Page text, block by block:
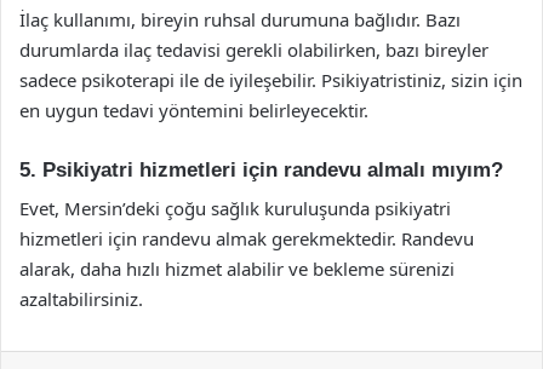
İlaç kullanımı, bireyin ruhsal durumuna bağlıdır. Bazı
durumlarda ilaç tedavisi gerekli olabilirken, bazı bireyler
sadece psikoterapi ile de iyileşebilir. Psikiyatristiniz, sizin için
en uygun tedavi yöntemini belirleyecektir.
5. Psikiyatri hizmetleri için randevu almalı mıyım?
Evet, Mersin’deki çoğu sağlık kuruluşunda psikiyatri
hizmetleri için randevu almak gerekmektedir. Randevu
alarak, daha hızlı hizmet alabilir ve bekleme sürenizi
azaltabilirsiniz.